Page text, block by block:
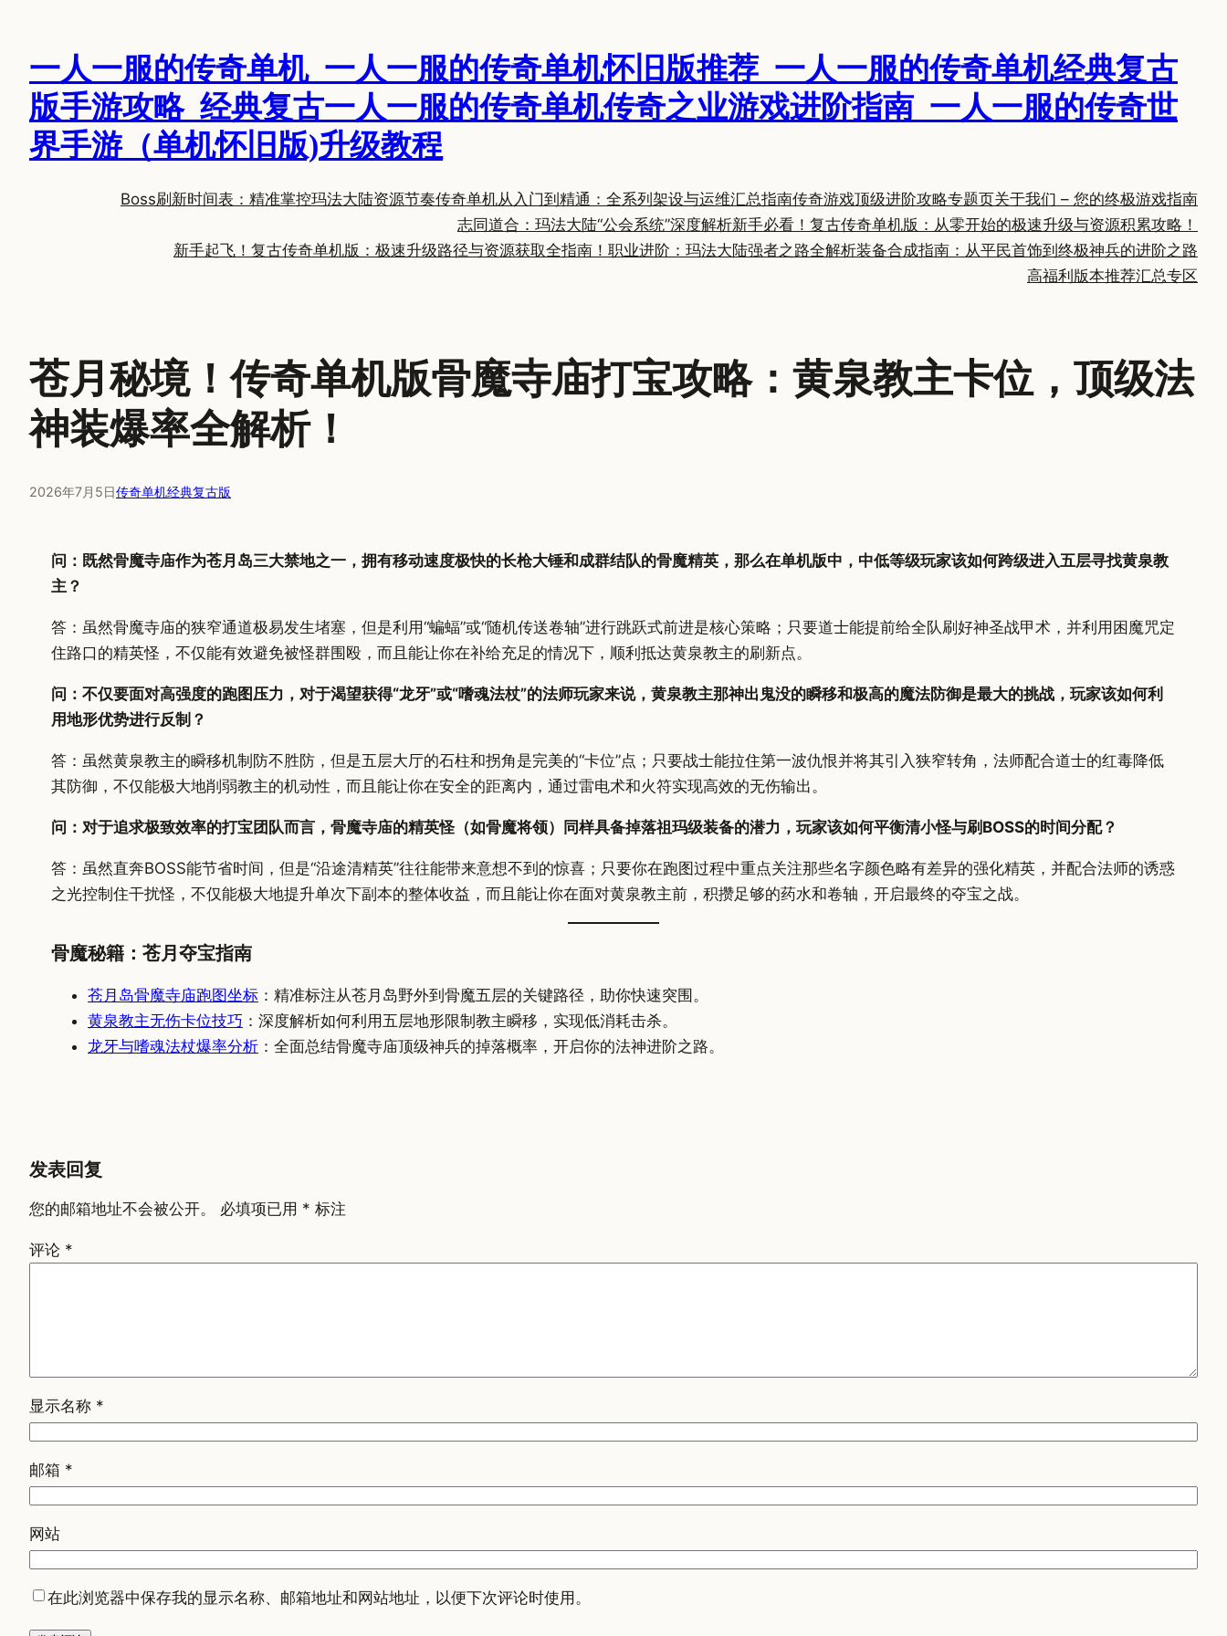
一人一服的传奇单机_一人一服的传奇单机怀旧版推荐_一人一服的传奇单机经典复古
版手游攻略_经典复古一人一服的传奇单机传奇之业游戏进阶指南_一人一服的传奇世
界手游（单机怀旧版)升级教程
Boss刷新时间表：精准掌控玛法大陆资源节奏传奇单机从入门到精通：全系列架设与运维汇总指南传奇游戏顶级进阶攻略专题页关于我们 – 您的终极游戏指南
志同道合：玛法大陆“公会系统”深度解析新手必看！复古传奇单机版：从零开始的极速升级与资源积累攻略！
新手起飞！复古传奇单机版：极速升级路径与资源获取全指南！ 职业进阶：玛法大陆强者之路全解析装备合成指南：从平民首饰到终极神兵的进阶之路
高福利版本推荐汇总专区
苍月秘境！传奇单机版骨魔寺庙打宝攻略：黄泉教主卡位，顶级法
神装爆率全解析！
2026年7月5日传奇单机经典复古版
问：既然骨魔寺庙作为苍月岛三大禁地之一，拥有移动速度极快的长枪大锤和成群结队的骨魔精英，那么在单机版中，中低等级玩家该如何跨级进入五层寻找黄泉教
主？
答：虽然骨魔寺庙的狭窄通道极易发生堵塞，但是利用“蝙蝠”或“随机传送卷轴”进行跳跃式前进是核心策略；只要道士能提前给全队刷好神圣战甲术，并利用困魔咒定
住路口的精英怪，不仅能有效避免被怪群围殴，而且能让你在补给充足的情况下，顺利抵达黄泉教主的刷新点。
问：不仅要面对高强度的跑图压力，对于渴望获得“龙牙”或“嗜魂法杖”的法师玩家来说，黄泉教主那神出鬼没的瞬移和极高的魔法防御是最大的挑战，玩家该如何利
用地形优势进行反制？
答：虽然黄泉教主的瞬移机制防不胜防，但是五层大厅的石柱和拐角是完美的“卡位”点；只要战士能拉住第一波仇恨并将其引入狭窄转角，法师配合道士的红毒降低
其防御，不仅能极大地削弱教主的机动性，而且能让你在安全的距离内，通过雷电术和火符实现高效的无伤输出。
问：对于追求极致效率的打宝团队而言，骨魔寺庙的精英怪（如骨魔将领）同样具备掉落祖玛级装备的潜力，玩家该如何平衡清小怪与刷BOSS的时间分配？
答：虽然直奔BOSS能节省时间，但是“沿途清精英”往往能带来意想不到的惊喜；只要你在跑图过程中重点关注那些名字颜色略有差异的强化精英，并配合法师的诱惑
之光控制住干扰怪，不仅能极大地提升单次下副本的整体收益，而且能让你在面对黄泉教主前，积攒足够的药水和卷轴，开启最终的夺宝之战。
骨魔秘籍：苍月夺宝指南
苍月岛骨魔寺庙跑图坐标 ：精准标注从苍月岛野外到骨魔五层的关键路径，助你快速突围。
黄泉教主无伤卡位技巧 ：深度解析如何利用五层地形限制教主瞬移，实现低消耗击杀。
龙牙与嗜魂法杖爆率分析 ：全面总结骨魔寺庙顶级神兵的掉落概率，开启你的法神进阶之路。
发表回复
您的邮箱地址不会被公开。 必填项已用 * 标注
评论 *
显示名称 *
邮箱 *
网站
在此浏览器中保存我的显示名称、邮箱地址和网站地址，以便下次评论时使用。